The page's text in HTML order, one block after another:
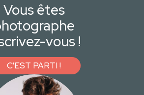
Vous êtes
vous !
C'EST PARTI !